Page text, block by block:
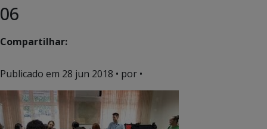
06
Compartilhar:
Publicado em 28 jun 2018 • por •